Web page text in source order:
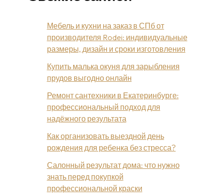
Мебель и кухни на заказ в СПб от
производителя Rodei: индивидуальные
размеры, дизайн и сроки изготовления
Купить малька окуня для зарыбления
прудов выгодно онлайн
Ремонт сантехники в Екатеринбурге:
профессиональный подход для
надёжного результата
Как организовать выездной день
рождения для ребенка без стресса?
Салонный результат дома: что нужно
знать перед покупкой
профессиональной краски